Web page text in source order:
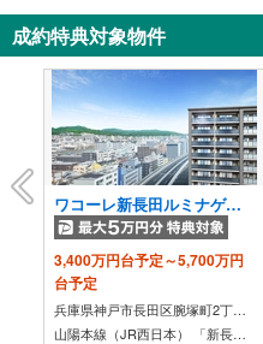
成約特典対象物件
ワコーレ新長田ルミナゲート
3,400万円台予定～5,700万円
台予定
兵庫県神戸市長田区腕塚町2丁目6番2、1番4（地番）
山陽本線（JR西日本） 「新長田」駅 徒歩6分